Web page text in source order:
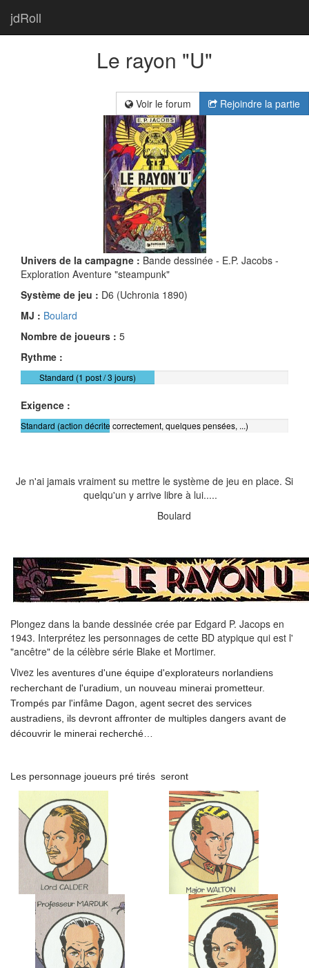
jdRoll
Le rayon "U"
Voir le forum Rejoindre la partie
Univers de la campagne : Bande dessinée - E.P. Jacobs -
Exploration Aventure "steampunk"
Système de jeu : D6 (Uchronia 1890)
MJ : Boulard
Nombre de joueurs : 5
Rythme :
Standard (1 post / 3 jours)
Exigence :
Standard (action décrite correctement, quelques pensées, ...)
Je n'ai jamais vraiment su mettre le système de jeu en place. Si
quelqu'un y arrive libre à lui.....
Boulard
Plongez dans la bande dessinée crée par Edgard P. Jacops en
1943. Interprétez les personnages de cette BD atypique qui est l'
"ancêtre" de la célèbre série Blake et Mortimer.
Vivez les aventures d'une équipe d'explorateurs norlandiens
recherchant de l'uradium, un nouveau minerai prometteur.
Trompés par l'infâme Dagon, agent secret des services
austradiens, ils devront affronter de multiples dangers avant de
découvrir le minerai recherché…
Les personnage joueurs pré tirés seront